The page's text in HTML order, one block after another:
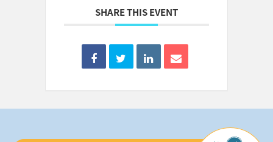
SHARE THIS EVENT